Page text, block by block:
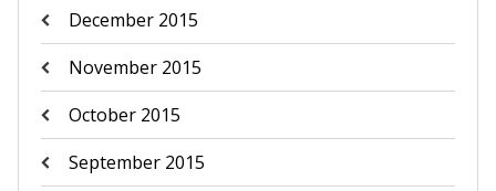
December 2015
November 2015
October 2015
September 2015